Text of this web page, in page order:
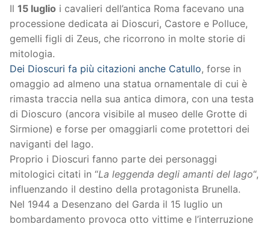
Il 15 luglio i cavalieri dell’antica Roma facevano una
processione dedicata ai Dioscuri, Castore e Polluce,
gemelli figli di Zeus, che ricorrono in molte storie di
mitologia.
Dei Dioscuri fa più citazioni anche Catullo, forse in
omaggio ad almeno una statua ornamentale di cui è
rimasta traccia nella sua antica dimora, con una testa
di Dioscuro (ancora visibile al museo delle Grotte di
Sirmione) e forse per omaggiarli come protettori dei
naviganti del lago.
Proprio i Dioscuri fanno parte dei personaggi
mitologici citati in “La leggenda degli amanti del lago“,
influenzando il destino della protagonista Brunella.
Nel 1944 a Desenzano del Garda il 15 luglio un
bombardamento provoca otto vittime e l’interruzione